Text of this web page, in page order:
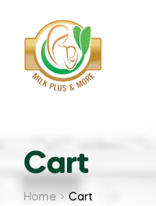
Cart
Home Cart